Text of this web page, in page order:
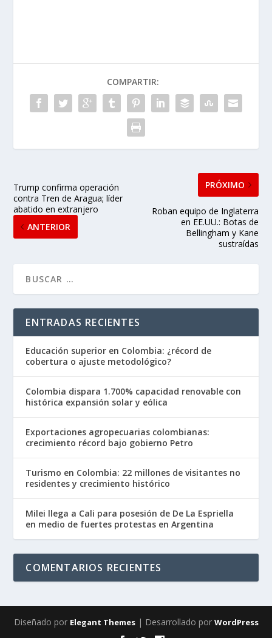
COMPARTIR:
Trump confirma operación
contra Tren de Aragua; líder
abatido en extranjero
ANTERIOR
PRÓXIMO
Roban equipo de Inglaterra
en EE.UU.: Botas de
Bellingham y Kane
sustraídas
ENTRADAS RECIENTES
Educación superior en Colombia: ¿récord de
cobertura o ajuste metodológico?
Colombia dispara 1.700% capacidad renovable con
histórica expansión solar y eólica
Exportaciones agropecuarias colombianas:
crecimiento récord bajo gobierno Petro
Turismo en Colombia: 22 millones de visitantes no
residentes y crecimiento histórico
Milei llega a Cali para posesión de De La Espriella
en medio de fuertes protestas en Argentina
COMENTARIOS RECIENTES
Diseñado por Elegant Themes| Desarrollado por WordPress